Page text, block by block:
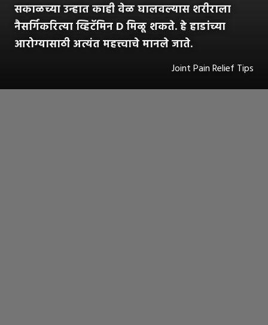
सकाळच्या उन्हात काही वेळ घालवल्यास शरीराला
नैसर्गिकरित्या व्हिटॅमिन D मिळू शकते. हे हाडांच्या
आरोग्यासाठी अत्यंत महत्त्वाचे मानले जाते.
Joint Pain Relief Tips